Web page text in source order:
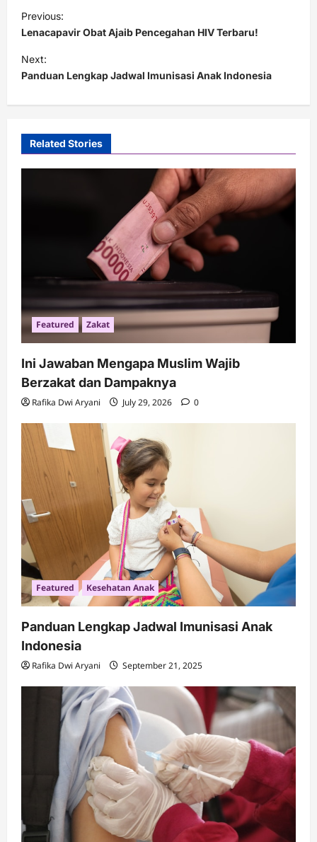
P
o
s
t
v
Previous:
Lenacapavir Obat Ajaib Pencegahan HIV Terbaru!
Next:
Panduan Lengkap Jadwal Imunisasi Anak Indonesia
Related Stories
Featured Zakat
Ini Jawaban Mengapa Muslim Wajib
Berzakat dan Dampaknya
Rafika Dwi Aryani July 29, 2026 0
Featured Kesehatan Anak
Panduan Lengkap Jadwal Imunisasi Anak
Indonesia
Rafika Dwi Aryani September 21, 2025